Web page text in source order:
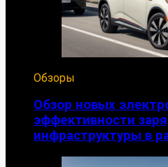
Обзоры
Обзор новых
эффективности
инфраструктуры в